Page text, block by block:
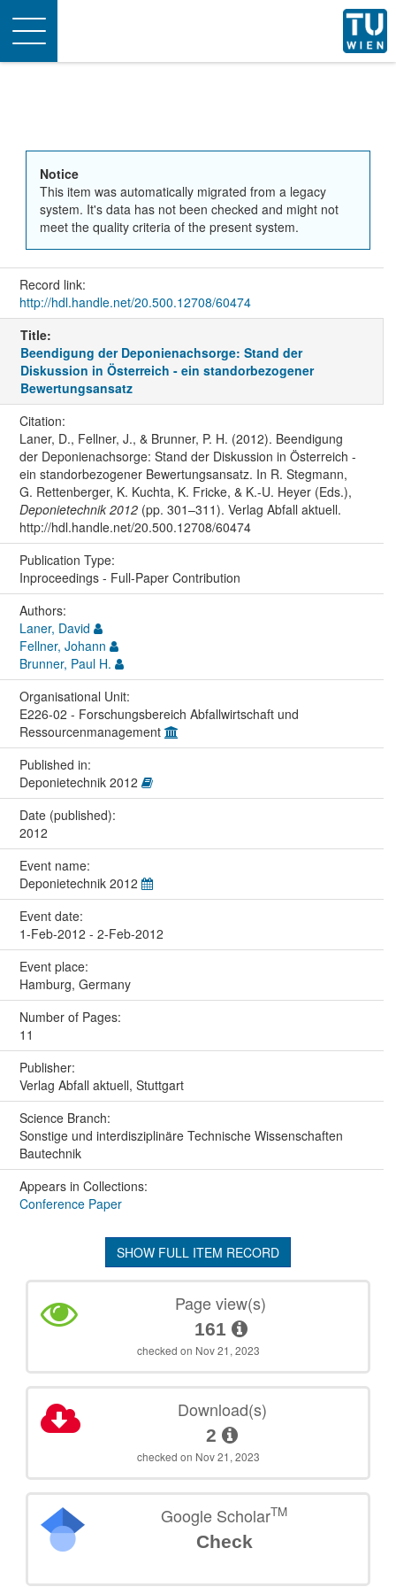
Toggle
navigation
Notice
This item was automatically migrated from a legacy
system. It's data has not been checked and might not
meet the quality criteria of the present system.
Record link:
http://hdl.handle.net/20.500.12708/60474
Title:
Beendigung der Deponienachsorge: Stand der
Diskussion in Österreich - ein standorbezogener
Bewertungsansatz
Citation:
Laner, D., Fellner, J., & Brunner, P. H. (2012). Beendigung
der Deponienachsorge: Stand der Diskussion in Österreich -
ein standorbezogener Bewertungsansatz. In R. Stegmann,
G. Rettenberger, K. Kuchta, K. Fricke, & K.-U. Heyer (Eds.),
Deponietechnik 2012(pp. 301–311). Verlag Abfall aktuell.
http://hdl.handle.net/20.500.12708/60474
Publication Type:
Inproceedings - Full-Paper Contribution
Authors:
Laner, David
Fellner, Johann
Brunner, Paul H.
Organisational Unit:
E226-02 - Forschungsbereich Abfallwirtschaft und
Ressourcenmanagement
Published in:
Deponietechnik 2012
Date (published):
2012
Event name:
Deponietechnik 2012
Event date:
1-Feb-2012 - 2-Feb-2012
Event place:
Hamburg, Germany
Number of Pages:
11
Publisher:
Verlag Abfall aktuell, Stuttgart
Science Branch:
Sonstige und interdisziplinäre Technische Wissenschaften
Bautechnik
Appears in Collections:
Conference Paper
SHOW FULL ITEM RECORD
Page view(s)
161
checked on Nov 21, 2023
Download(s)
2
checked on Nov 21, 2023
Google ScholarTM
Check